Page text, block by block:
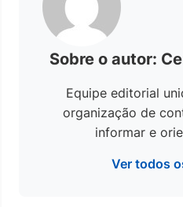
Sobre o autor:
Equipe editorial
organização de
informar e
Ver todos